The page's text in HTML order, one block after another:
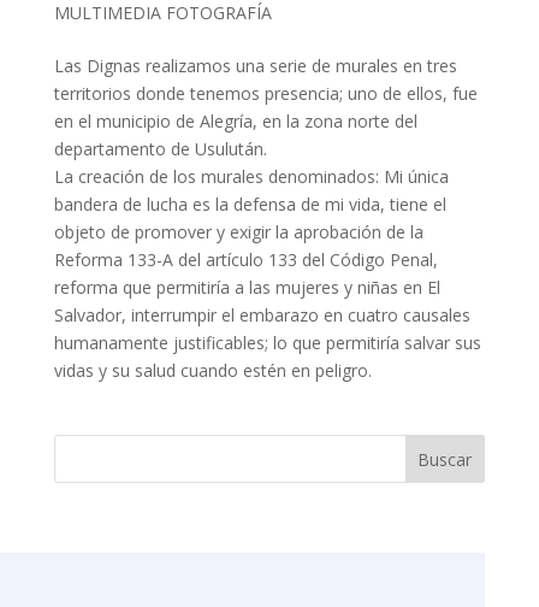
MULTIMEDIA FOTOGRAFÍA
Las Dignas realizamos una serie de murales en tres
territorios donde tenemos presencia; uno de ellos, fue
en el municipio de Alegría, en la zona norte del
departamento de Usulután.
La creación de los murales denominados: Mi única
bandera de lucha es la defensa de mi vida, tiene el
objeto de promover y exigir la aprobación de la
Reforma 133-A del artículo 133 del Código Penal,
reforma que permitiría a las mujeres y niñas en El
Salvador, interrumpir el embarazo en cuatro causales
humanamente justificables; lo que permitiría salvar sus
vidas y su salud cuando estén en peligro.